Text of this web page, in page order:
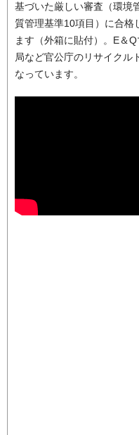
基づいた厳しい審査（環境
質管理基準10項目）に合格
ます（外箱に貼付）。E＆
局など官公庁のリサイクル
なっています。